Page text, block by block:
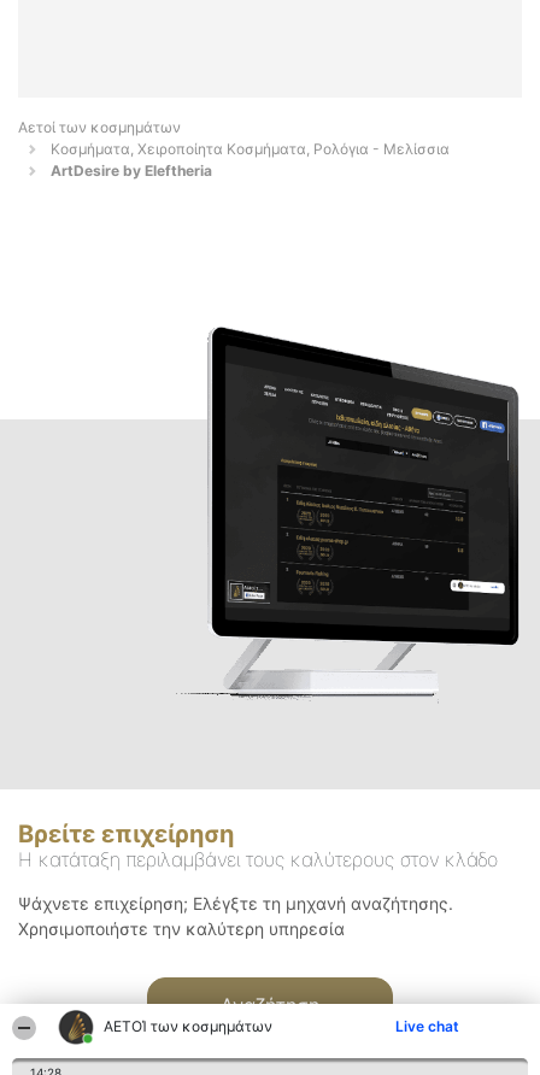
ΑΕΤΟΊ των κοσμημάτων Live chat
Αετοί των κοσμημάτων
Κοσμήματα, Χειροποίητα Κοσμήματα, Ρολόγια - Μελίσσια
ArtDesire by Eleftheria
Βρείτε επιχείρηση
Η κατάταξη περιλαμβάνει τους καλύτερους στον κλάδο
Ψάχνετε επιχείρηση; Ελέγξτε τη μηχανή αναζήτησης.
Χρησιμοποιήστε την καλύτερη υπηρεσία
Αναζήτηση